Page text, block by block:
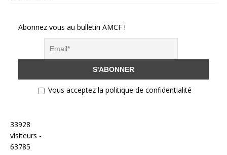
Abonnez vous au bulletin AMCF !
Vous acceptez la politique de confidentialité
33928
visiteurs -
63785